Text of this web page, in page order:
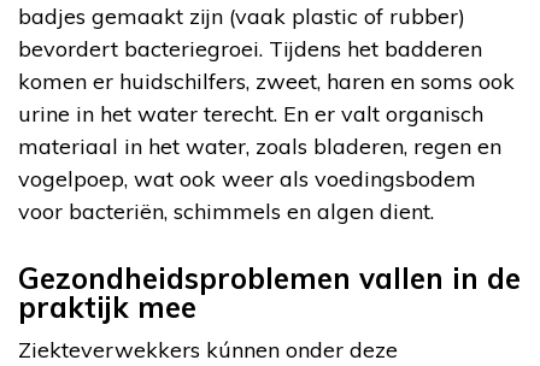
badjes gemaakt zijn (vaak plastic of rubber)
bevordert bacteriegroei. Tijdens het badderen
komen er huidschilfers, zweet, haren en soms ook
urine in het water terecht. En er valt organisch
materiaal in het water, zoals bladeren, regen en
vogelpoep, wat ook weer als voedingsbodem
voor bacteriën, schimmels en algen dient.
Gezondheidsproblemen vallen in de
praktijk mee
Ziekteverwekkers kúnnen onder deze